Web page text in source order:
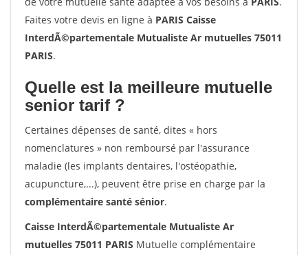
Faites votre devis en ligne à PARIS Caisse
InterdÃ©partementale Mutualiste Ar mutuelles 75011
PARIS.
Quelle est la meilleure mutuelle
senior tarif ?
Certaines dépenses de santé, dites « hors
nomenclatures » non remboursé par l'assurance
maladie (les implants dentaires, l'ostéopathie,
acupuncture,...), peuvent être prise en charge par la
complémentaire santé sénior.
Caisse InterdÃ©partementale Mutualiste Ar
mutuelles 75011 PARIS Mutuelle complémentaire